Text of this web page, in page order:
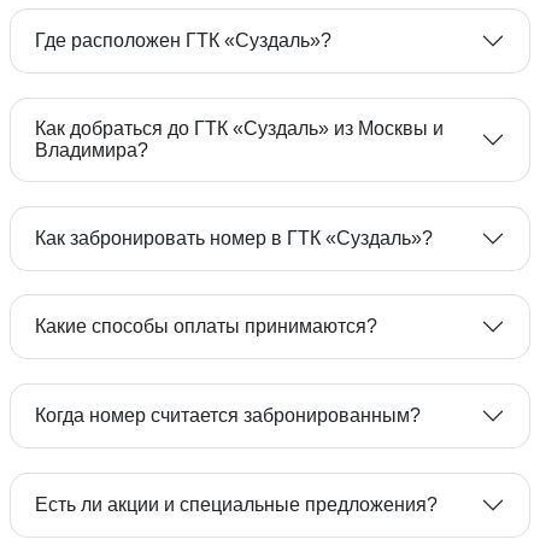
Где расположен ГТК «Суздаль»?
Как добраться до ГТК «Суздаль» из Москвы и
Владимира?
На автомобиле
Как забронировать номер в ГТК «Суздаль»?
8
800 333-09-08
формой бронирования
Какие способы оплаты принимаются?
Когда номер считается забронированным?
Есть ли акции и специальные предложения?